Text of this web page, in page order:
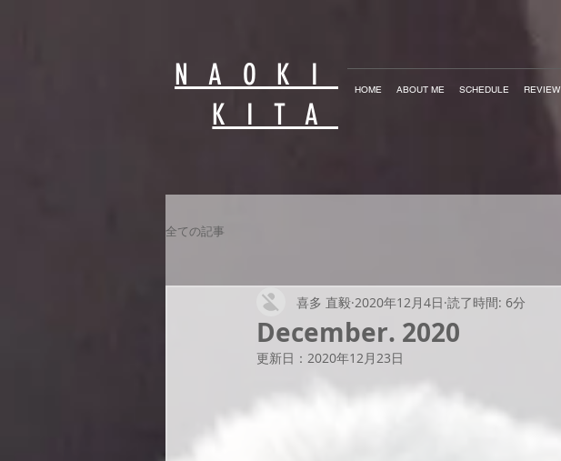
NAOKI
KITA
HOME ABOUT ME SCHEDULE REVIEW
全ての記事
December. 2020
喜多 直毅 2020年12月4日 読了時間: 6分
更新日： 2020年12月23日